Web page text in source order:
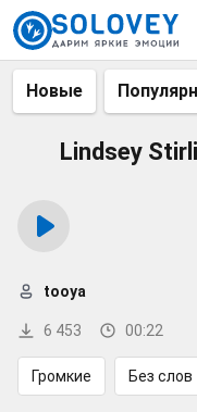
Новые
Lindsey
6 453 00:22
tooya
Громкие Без слов